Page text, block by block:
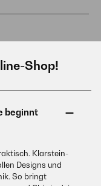
Shop!
Klarstein-
Designs und
So bringt